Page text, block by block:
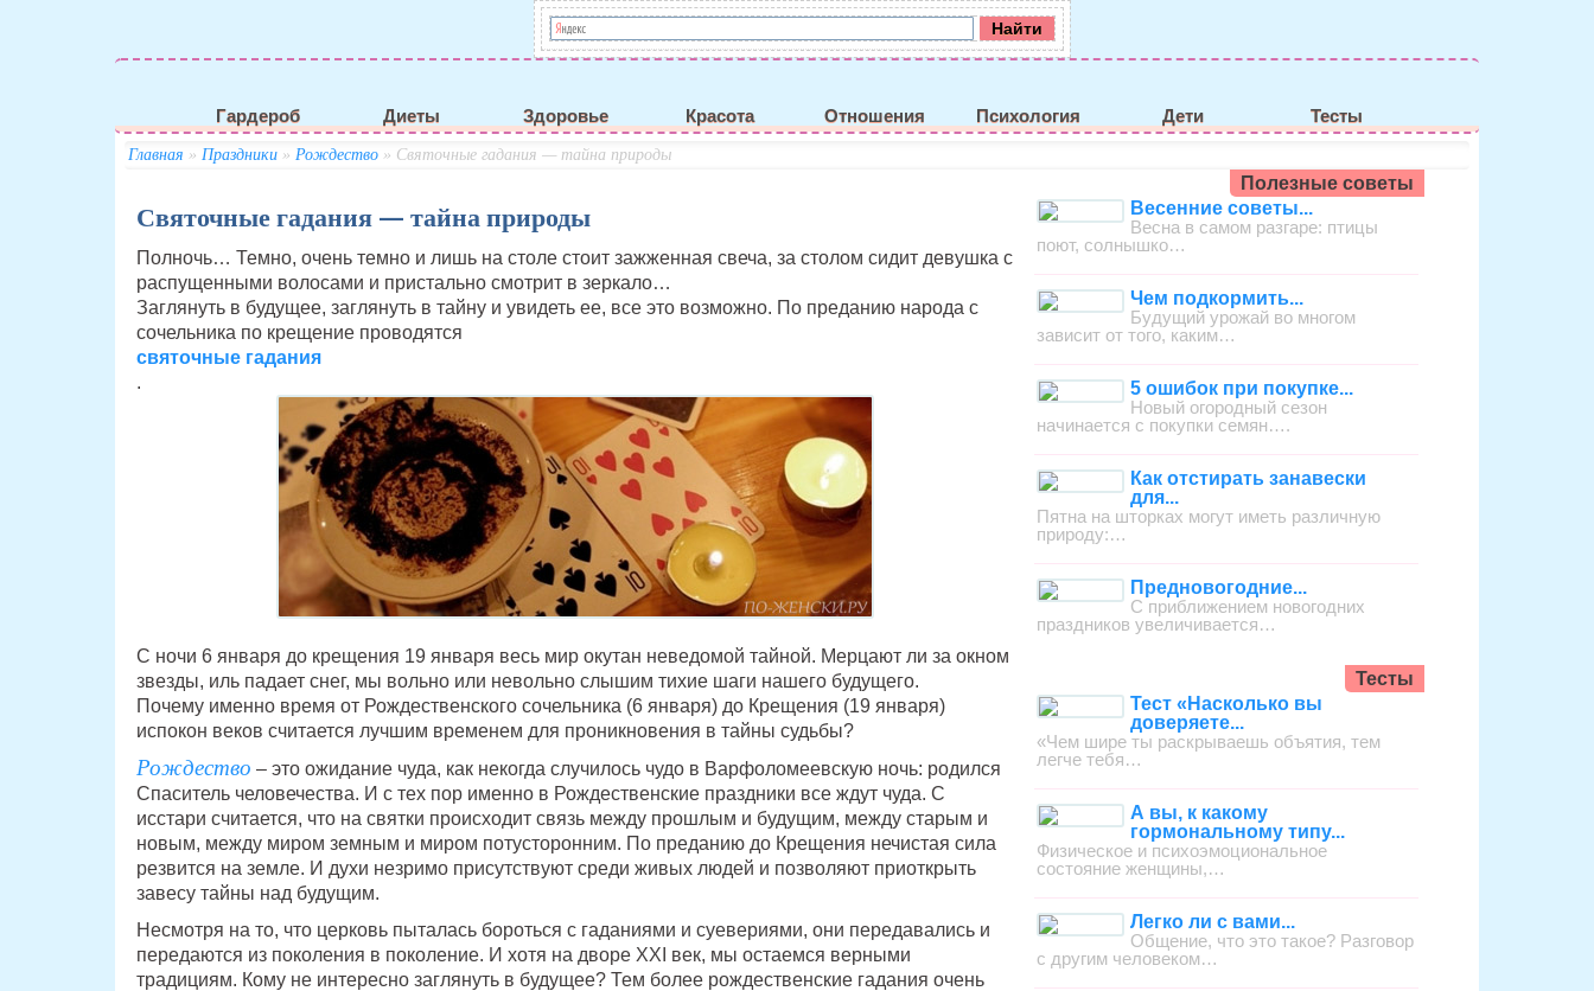
Гардероб Диеты Здоровье Красота Отношения Психология Дети Тесты
Главная » Праздники» Рождество» Святочные гадания — тайна природы
Святочные гадания — тайна природы
Полночь… Темно, очень темно и лишь на столе стоит зажженная свеча, за столом сидит девушка с
распущенными волосами и пристально смотрит в зеркало…
Заглянуть в будущее, заглянуть в тайну и увидеть ее, все это возможно. По преданию народа с
сочельника по крещение проводятся
святочные гадания
.
С ночи 6 января до крещения 19 января весь мир окутан неведомой тайной. Мерцают ли за окном
звезды, иль падает снег, мы вольно или невольно слышим тихие шаги нашего будущего.
Почему именно время от Рождественского сочельника (6 января) до Крещения (19 января)
испокон веков считается лучшим временем для проникновения в тайны судьбы?
Рождество – это ожидание чуда, как некогда случилось чудо в Варфоломеевскую ночь: родился
Спаситель человечества. И с тех пор именно в Рождественские праздники все ждут чуда. С
исстари считается, что на святки происходит связь между прошлым и будущим, между старым и
новым, между миром земным и миром потусторонним. По преданию до Крещения нечистая сила
резвится на земле. И духи незримо присутствуют среди живых людей и позволяют приоткрыть
завесу тайны над будущим.
Несмотря на то, что церковь пыталась бороться с гаданиями и суевериями, они передавались и
передаются из поколения в поколение. И хотя на дворе XXI век, мы остаемся верными
традициям. Кому не интересно заглянуть в будущее? Тем более рождественские гадания очень
Полезные советы
Весенние советы...
Весна в самом разгаре: птицы
поют, солнышко…
Чем подкормить...
Будущий урожай во многом
зависит от того, каким…
5 ошибок при покупке...
Новый огородный сезон
начинается с покупки семян….
Как отстирать занавески
для...
Пятна на шторках могут иметь различную
природу:…
Предновогодние...
С приближением новогодних
праздников увеличивается…
Тесты
Тест «Насколько вы
доверяете...
«Чем шире ты раскрываешь объятия, тем
легче тебя…
А вы, к какому
гормональному типу...
Физическое и психоэмоциональное
состояние женщины,…
Легко ли с вами...
Общение, что это такое? Разговор
с другим человеком…